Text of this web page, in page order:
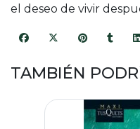
el deseo de vivir
TAMBIÉN